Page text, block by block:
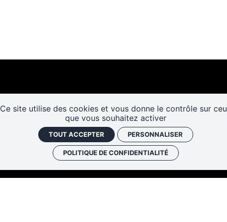
Ce site utilise des cookies et vous donne le contrôle sur
que vous souhaitez activer
TOUT ACCEPTER PERSONNALISER
POLITIQUE DE CONFIDENTIALITÉ
Les cafés
historiques
Faire un don